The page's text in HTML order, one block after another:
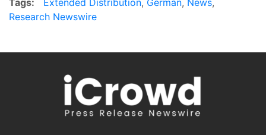
Research Newswire